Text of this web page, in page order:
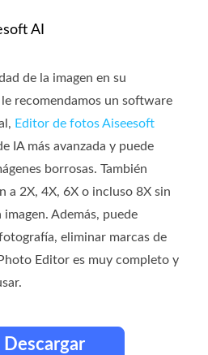
AI
de la imagen en su
recomendamos un software
Editor de fotos Aiseesoft
IA más avanzada y puede
borrosas. También
a 2X, 4X, 6X o incluso 8X sin
Además, puede
eliminar marcas de
Editor es muy completo y
Descargar